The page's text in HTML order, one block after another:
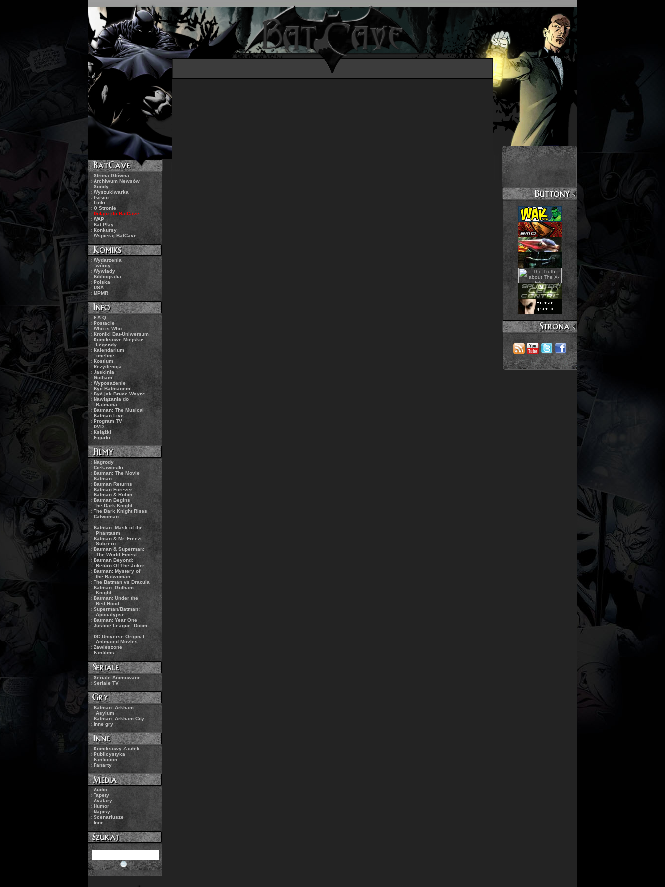
.: Strona Główna
.: Archiwum Newsów
.: Sondy
.:Wyszukiwarka
.: Forum
.: Linki
.: O Stronie
.: Dołącz do BatCave
.: WAP
.: Bat Play
.: Konkursy
.: Wspieraj BatCave
.: Wydarzenia
.: Twórcy
.: Wywiady
.:Bibliografia
.: Polska
.: USA
.: MPMR
.: F.A.Q.
.: Postacie
.: Who is Who
.:Kroniki Bat-Uniwersum
.: Komiksowe Miejskie
Legendy
.: Kalendarium
.: Timeline
.: Kostium
.: Rezydencja
.: Jaskinia
.: Gotham
.:Wyposażenie
.: Być Batmanem
.: Być jak Bruce Wayne
.: Nawiązania do
Batmana
.:Batman: The Musical
.: Batman Live
.: Program TV
.: DVD
.:Książki
.: Figurki
.: Nagrody
.: Ciekawostki
.: Batman: The Movie
.:Batman
.: Batman Returns
.: Batman Forever
.: Batman & Robin
.: Batman Begins
.: The Dark Knight
.: The Dark Knight Rises
.: Catwoman
.:Batman: Mask of the
Phantasm
.: Batman & Mr. Freeze:
Subzero
.: Batman & Superman:
The World Finest
.: Batman Beyond:
Return Of The Joker
.: Batman: Mystery of
the Batwoman
.: The Batman vs Dracula
.: Batman: Gotham
Knight
.: Batman: Under the
Red Hood
.: Superman/Batman:
Apocalypse
.: Batman: Year One
.: Justice League: Doom
.: DC Universe Original
Animated Movies
.: Zawieszone
.: Fanfilms
.: Seriale Animowane
.: Seriale TV
.: Batman: Arkham
Asylum
.: Batman: Arkham City
.:Inne gry
.: Komiksowy Zaułek
.: Publicystyka
.: Fanfiction
.:Fanarty
.: Audio
.: Tapety
.: Avatary
.:Humor
.: Napisy
.: Scenariusze
.: Inne